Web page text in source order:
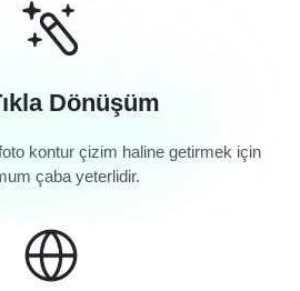
Dönüşüm
kontur çizim haline getirmek için
çaba yeterlidir.